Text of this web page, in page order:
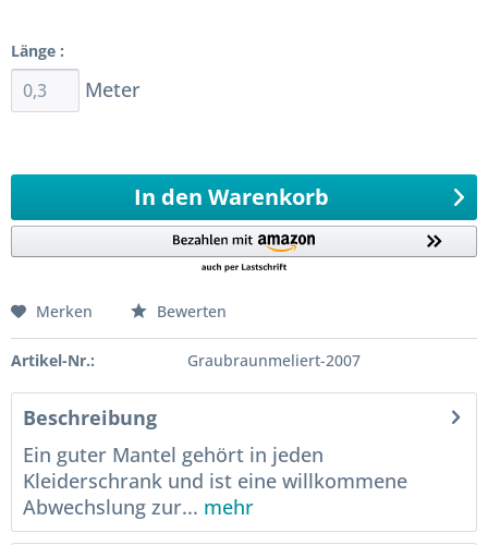
Länge :
Meter
In den Warenkorb
Merken Bewerten
Artikel-Nr.: Graubraunmeliert-2007
Beschreibung
Ein guter Mantel gehört in jeden
Kleiderschrank und ist eine willkommene
Abwechslung zur... mehr